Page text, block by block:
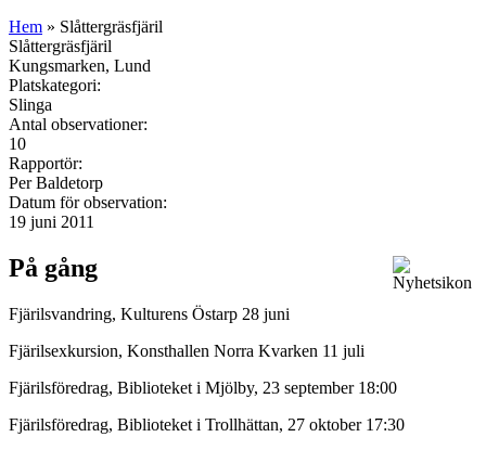
Hem » Slåttergräsfjäril
Slåttergräsfjäril
Kungsmarken, Lund
Platskategori:
Slinga
Antal observationer:
10
Rapportör:
Per Baldetorp
Datum för observation:
19 juni 2011
På gång
Fjärilsvandring, Kulturens Östarp 28 juni
Fjärilsexkursion, Konsthallen Norra Kvarken 11 juli
Fjärilsföredrag, Biblioteket i Mjölby, 23 september 18:00
Fjärilsföredrag, Biblioteket i Trollhättan, 27 oktober 17:30